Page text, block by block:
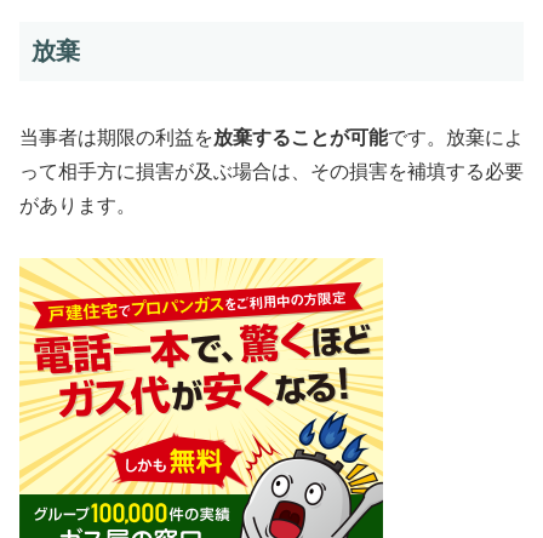
放棄
当事者は期限の利益を放棄することが可能です。放棄によ
って相手方に損害が及ぶ場合は、その損害を補填する必要
があります。